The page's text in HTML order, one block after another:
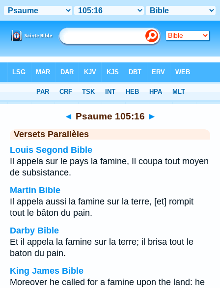
Chapitre 105 > Verset 16
◄ Psaume 105:16 ►
Versets Parallèles
Louis Segond Bible
Il appela sur le pays la famine, Il coupa tout moyen
de subsistance.
Martin Bible
Il appela aussi la famine sur la terre, [et] rompit
tout le bâton du pain.
Darby Bible
Et il appela la famine sur la terre; il brisa tout le
baton du pain.
King James Bible
Moreover he called for a famine upon the land: he